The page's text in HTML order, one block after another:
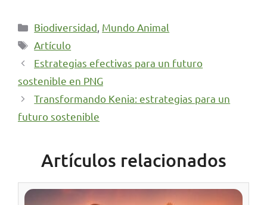
Categorías
Biodiversidad Mundo Animal
Etiquetas
Artículo
Estrategias efectivas para un futuro
sostenible en PNG
Transformando Kenia: estrategias para un
futuro sostenible
Artículos relacionados